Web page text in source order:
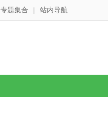
专题集合 | 站内导航